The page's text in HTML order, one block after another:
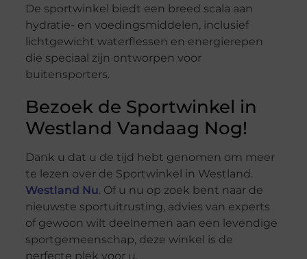
De sportwinkel biedt een breed scala aan
hydratie- en voedingsmiddelen, inclusief
lichtgewicht waterflessen en energierepen
die speciaal zijn ontworpen voor
buitensporters.
Bezoek de Sportwinkel in
Westland Vandaag Nog!
Dank u dat u de tijd hebt genomen om meer
te lezen over de Sportwinkel in Westland.
Westland Nu. Of u nu op zoek bent naar de
nieuwste sportuitrusting, advies van experts
of gewoon wilt deelnemen aan een levendige
sportgemeenschap, deze winkel is de
perfecte plek voor u.